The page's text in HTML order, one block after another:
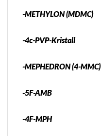
-METHYLON (MDMC)
-4c-PVP-Kristall
-MEPHEDRON (4-MMC)
-5F-AMB
-4F-MPH